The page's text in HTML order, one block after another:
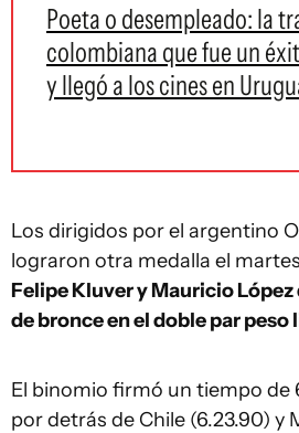
Poeta o desempleado: la
colombiana que fue un
y llegó a los cines en
Los dirigidos por el argentino
lograron otra medalla el
Felipe Kluver y Mauricio
de bronce en el doble par peso
El binomio firmó un tiempo de
por detrás de Chile (6.23.90) y